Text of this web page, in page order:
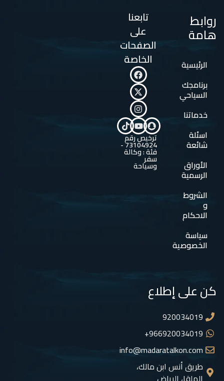
روابط
هامة
الرئيسية
برنامجك
السياحي
خدماتنا
اسئلة
شائعة
الأوراق
الرسمية
الشروط
و
الاحكام
سياسة
الخصوصية
تابعنا
على
الصفحات
الخاصة
ترخيص رقم
73104924 -
فئة : وكالة
سفر
وسياحة
كن على إطلاع
920034019
966920034019+
info@madaratalkon.com
طريق أنس ابن مالك،